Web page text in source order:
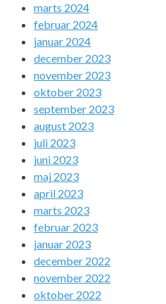
marts 2024
februar 2024
januar 2024
december 2023
november 2023
oktober 2023
september 2023
august 2023
juli 2023
juni 2023
maj 2023
april 2023
marts 2023
februar 2023
januar 2023
december 2022
november 2022
oktober 2022